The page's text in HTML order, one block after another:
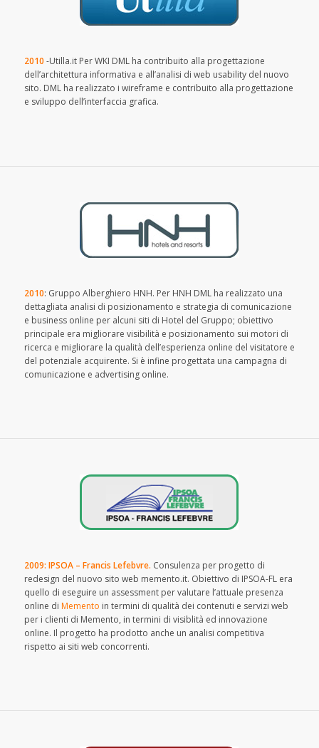
2010 -Utilla.it Per WKI DML ha contribuito alla progettazione
dell’architettura informativa e all’analisi di web usability del nuovo
sito. DML ha realizzato i wireframe e contribuito alla progettazione
e sviluppo dell’interfaccia grafica.
2010: Gruppo Alberghiero HNH. Per HNH DML ha realizzato una
dettagliata analisi di posizionamento e strategia di comunicazione
e business online per alcuni siti di Hotel del Gruppo; obiettivo
principale era migliorare visibilità e posizionamento sui motori di
ricerca e migliorare la qualità dell’esperienza online del visitatore e
del potenziale acquirente. Si è infine progettata una campagna di
comunicazione e advertising online.
2009: IPSOA – Francis Lefebvre. Consulenza per progetto di
redesign del nuovo sito web memento.it. Obiettivo di IPSOA-FL era
quello di eseguire un assessment per valutare l’attuale presenza
online di Memento in termini di qualità dei contenuti e servizi web
per i clienti di Memento, in termini di visiblità ed innovazione
online. Il progetto ha prodotto anche un analisi competitiva
rispetto ai siti web concorrenti.